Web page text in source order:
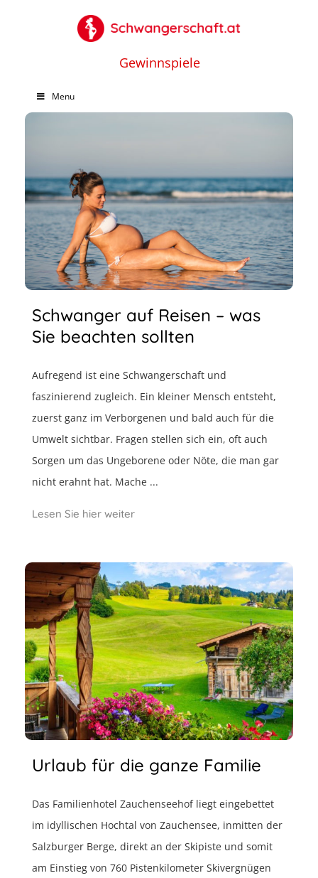
Gewinnspiele
Menu
Schwanger auf Reisen – was
Sie beachten sollten
Aufregend ist eine Schwangerschaft und
faszinierend zugleich. Ein kleiner Mensch entsteht,
zuerst ganz im Verborgenen und bald auch für die
Umwelt sichtbar. Fragen stellen sich ein, oft auch
Sorgen um das Ungeborene oder Nöte, die man gar
nicht erahnt hat. Mache ...
Lesen Sie hier weiter
Urlaub für die ganze Familie
Das Familienhotel Zauchenseehof liegt eingebettet
im idyllischen Hochtal von Zauchensee, inmitten der
Salzburger Berge, direkt an der Skipiste und somit
am Einstieg von 760 Pistenkilometer Skivergnügen